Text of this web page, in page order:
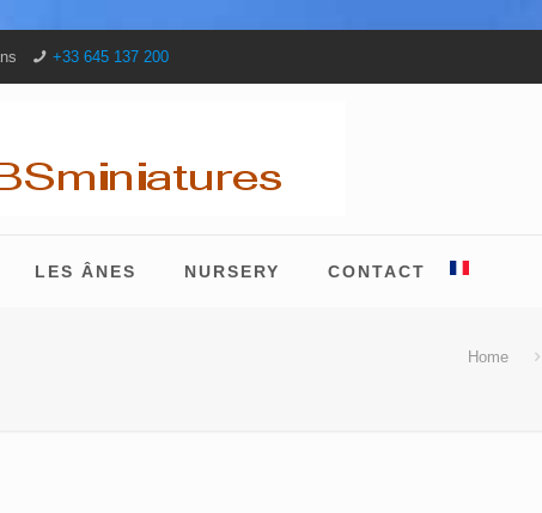
+33 645 137 200
LES ÂNES NURSERY CONTACT
Home